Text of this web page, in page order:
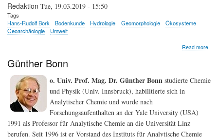
Redaktion Tue, 19.03.2019 - 15:50
Tags
Hans-Rudolf Bork
Bodenkunde Hydrologie Geomorphologie
Ökosysteme
Geoarchäologie
Umwelt
Read more
Günther Bonn
o. Univ. Prof. Mag. Dr. Günther Bonn studierte Chemie
und Physik (Univ. Innsbruck), habilitierte sich in
Analytischer Chemie und wurde nach
Forschungsaufenthalten an der Yale University (USA)
1991 als Professor für Analytische Chemie an die Universität Linz
berufen. Seit 1996 ist er Vorstand des Instituts für Analytische Chemie